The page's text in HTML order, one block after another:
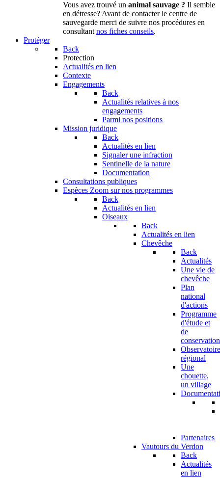
Vous avez trouvé un animal sauvage ? Il semble
en détresse? Avant de contacter le centre de
sauvegarde merci de suivre nos procédures en
consultantnos fiches conseils.
Protéger
Back
Protection
Actualités en lien
Contexte
Engagements
Back
Actualités relatives à nos
engagements
Parmi nos positions
Mission juridique
Back
Actualités en lien
Signaler une infraction
Sentinelle de la nature
Documentation
Consultations publiques
Espèces Zoom sur nos programmes
Back
Actualités en lien
Oiseaux
Back
Actualités en lien
Chevêche
Back
Actualités
Une vie de
chevêche
Plan
national
d'actions
Programme
d'étude et
de
conservation
Observatoire
régional
Une
chouette,
un village
Partenaires
Vautours du Verdon
Back
Actualités
en lien